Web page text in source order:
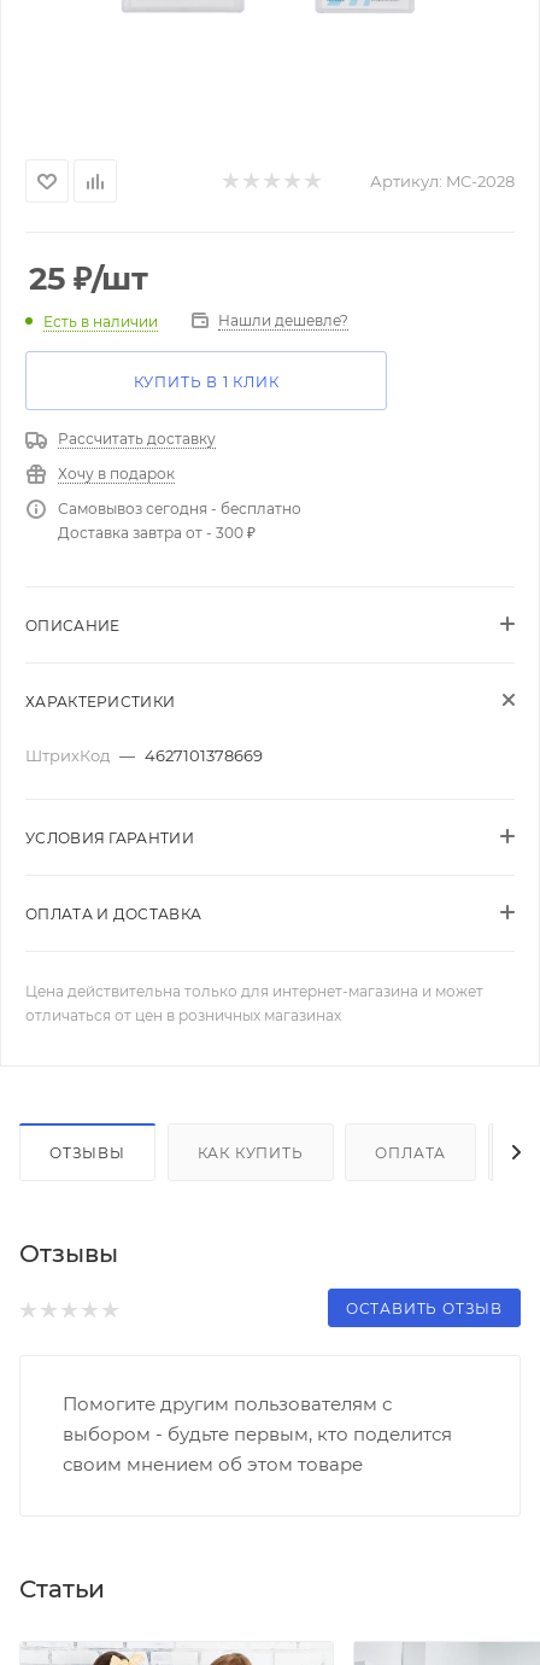
Артикул: MC-2028
25 ₽/шт
Есть в наличии Нашли дешевле?
КУПИТЬ В 1 КЛИК
Рассчитать доставку
Хочу в подарок
Самовывоз сегодня - бесплатно
Доставка завтра от - 300 ₽
ОПИСАНИЕ
ХАРАКТЕРИСТИКИ
ШтрихКод — 4627101378669
УСЛОВИЯ ГАРАНТИИ
ОПЛАТА И ДОСТАВКА
Цена действительна только для интернет-магазина и может
отличаться от цен в розничных магазинах
ОТЗЫВЫ КАК КУПИТЬ ОПЛАТА
Отзывы
ОСТАВИТЬ ОТЗЫВ
Помогите другим пользователям с
выбором - будьте первым, кто поделится
своим мнением об этом товаре
Статьи